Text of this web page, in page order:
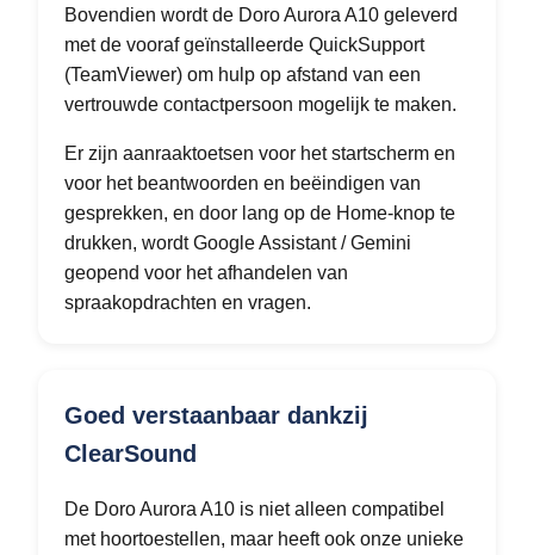
Bovendien wordt de Doro Aurora A10 geleverd
met de vooraf geïnstalleerde QuickSupport
(TeamViewer) om hulp op afstand van een
vertrouwde contactpersoon mogelijk te maken.
Er zijn aanraaktoetsen voor het startscherm en
voor het beantwoorden en beëindigen van
gesprekken, en door lang op de Home-knop te
drukken, wordt Google Assistant / Gemini
geopend voor het afhandelen van
spraakopdrachten en vragen.
Goed verstaanbaar dankzij
ClearSound
De Doro Aurora A10 is niet alleen compatibel
met hoortoestellen, maar heeft ook onze unieke